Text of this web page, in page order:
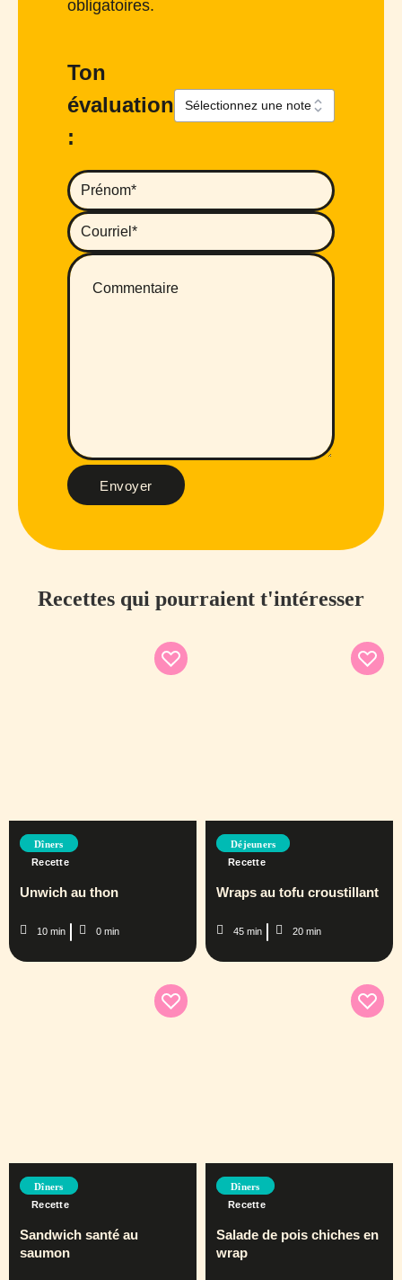
obligatoires.
Ton
évaluation
:
Envoyer
Recettes qui pourraient t'intéresser
Dîners
Recette
Unwich au thon
10 min 0 min
Déjeuners
Recette
Wraps au tofu croustillant
45 min 20 min
Dîners
Recette
Sandwich santé au
saumon
Dîners
Recette
Salade de pois chiches en
wrap